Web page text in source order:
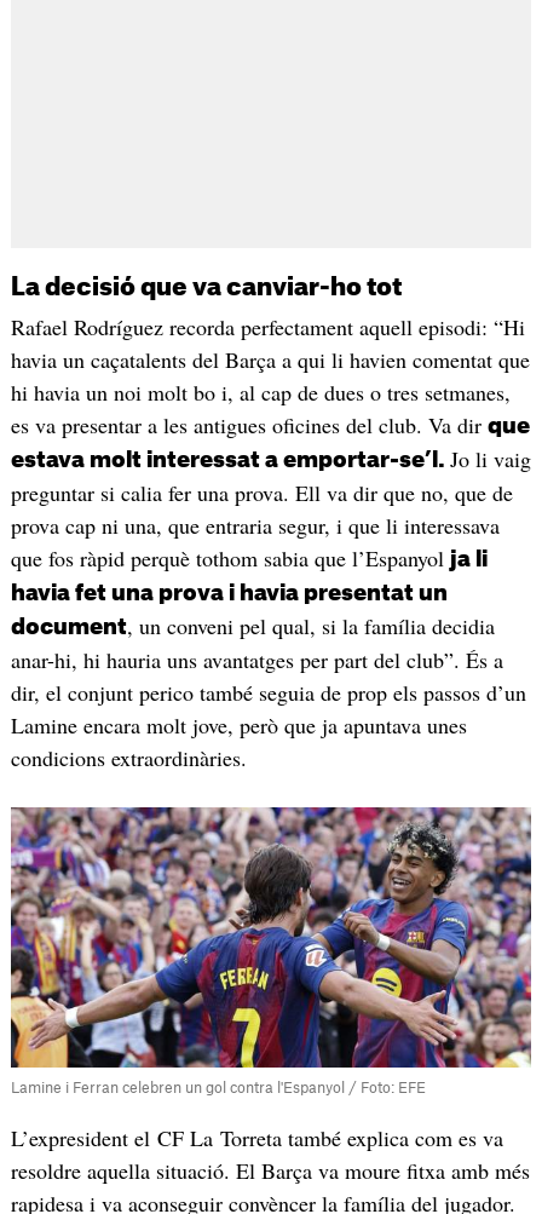
La decisió que va canviar-ho tot
Rafael Rodríguez recorda perfectament aquell episodi: “Hi
havia un caçatalents del Barça a qui li havien comentat que
hi havia un noi molt bo i, al cap de dues o tres setmanes,
es va presentar a les antigues oficines del club. Va dir que
estava molt interessat a emportar-se’l. Jo li vaig
preguntar si calia fer una prova. Ell va dir que no, que de
prova cap ni una, que entraria segur, i que li interessava
que fos ràpid perquè tothom sabia que l’Espanyol ja li
havia fet una prova i havia presentat un
document, un conveni pel qual, si la família decidia
anar-hi, hi hauria uns avantatges per part del club”. És a
dir, el conjunt perico també seguia de prop els passos d’un
Lamine encara molt jove, però que ja apuntava unes
condicions extraordinàries.
Lamine i Ferran celebren un gol contra l'Espanyol / Foto: EFE
L’expresident el CF La Torreta també explica com es va
resoldre aquella situació. El Barça va moure fitxa amb més
rapidesa i va aconseguir convèncer la família del jugador.